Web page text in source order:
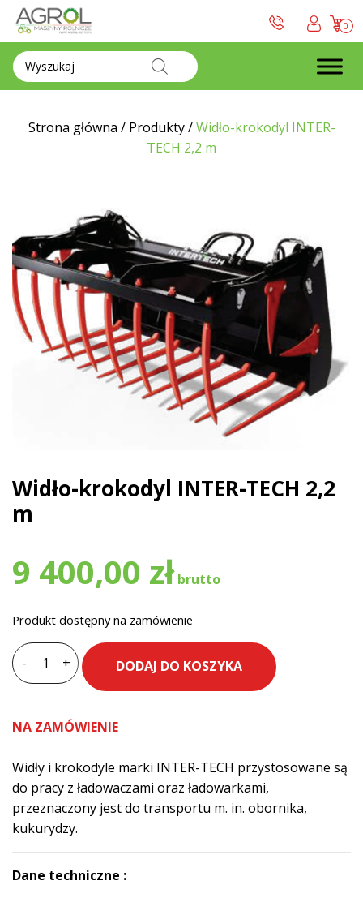
0
Wyszukiwarka
produktów
Strona główna / Produkty/Widło-krokodyl INTER-
TECH 2,2 m
Widło-krokodyl INTER-TECH 2,2
m
9 400,00 zł
Produkt dostępny na zamówienie
-
ilość
INTER-
2,2
m
+ DODAJ DO KOSZYKA
NA ZAMÓWIENIE
Widły i krokodyle marki INTER-TECH przystosowane są
do pracy z ładowaczami oraz ładowarkami,
przeznaczony jest do transportu m. in. obornika,
kukurydzy.
Dane techniczne :